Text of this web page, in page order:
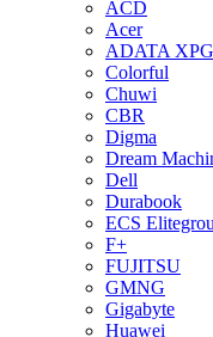
ACD
Acer
ADATA XPG
Colorful
Chuwi
CBR
Digma
Dream
Dell
Durabook
ECS
F+
FUJITSU
GMNG
Gigabyte
Huawei